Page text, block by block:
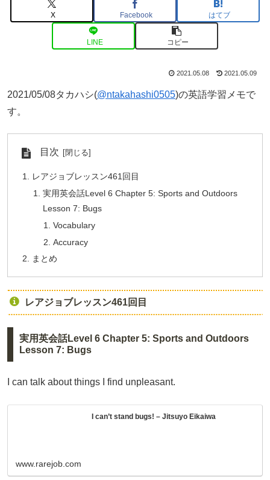
X Facebook はてブ
LINE コピー
2021.05.08 2021.05.09
2021/05/08タカハシ(@ntakahashi0505)の英語学習メモで
す。
目次
レアジョブレッスン461回目
実用英会話Level 6 Chapter 5: Sports and Outdoors
Lesson 7: Bugs
Vocabulary
Accuracy
まとめ
レアジョブレッスン461回目
実用英会話Level 6 Chapter 5: Sports and Outdoors
Lesson 7: Bugs
I can talk about things I find unpleasant.
I can’t stand bugs! – Jitsuyo Eikaiwa
www.rarejob.com